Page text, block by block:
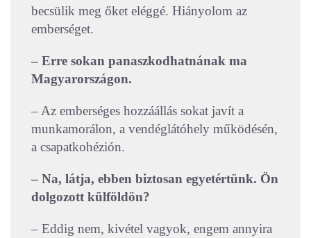
becsülik meg őket eléggé. Hiányolom az
emberséget.
– Erre sokan panaszkodhatnának ma
Magyarországon.
– Az emberséges hozzáállás sokat javít a
munkamorálon, a vendéglátóhely működésén,
a csapatkohézión.
– Na, látja, ebben biztosan egyetértünk. Ön
dolgozott külföldön?
– Eddig nem, kivétel vagyok, engem annyira